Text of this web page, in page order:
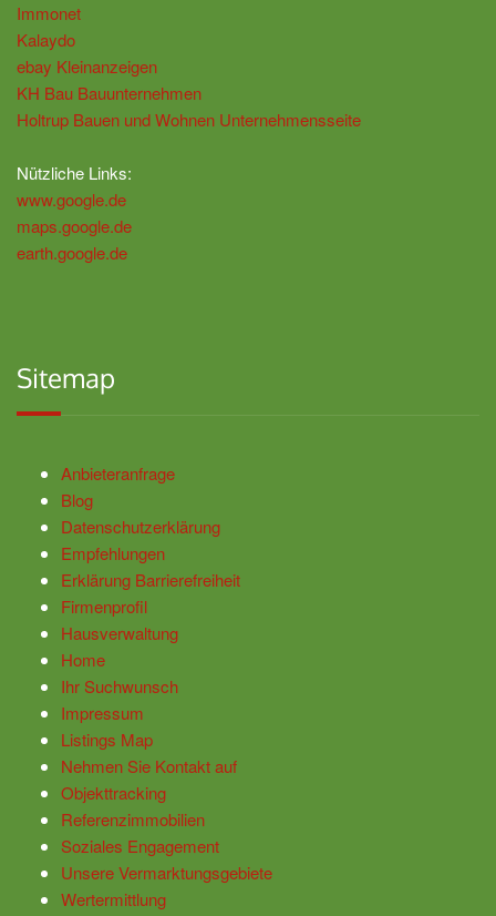
Immonet
Kalaydo
ebay Kleinanzeigen
KH Bau Bauunternehmen
Holtrup Bauen und Wohnen Unternehmensseite
Nützliche Links:
www.google.de
maps.google.de
earth.google.de
Sitemap
Anbieteranfrage
Blog
Datenschutzerklärung
Empfehlungen
Erklärung Barrierefreiheit
Firmenprofil
Hausverwaltung
Home
Ihr Suchwunsch
Impressum
Listings Map
Nehmen Sie Kontakt auf
Objekttracking
Referenzimmobilien
Soziales Engagement
Unsere Vermarktungsgebiete
Wertermittlung